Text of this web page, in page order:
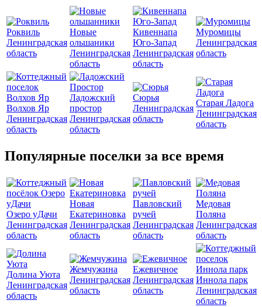
Роквиль
Ленинградская
область
Новые
ольшаники
Ленинградская
область
Кивеннапа
Юго-Запад
Ленинградская
область
Муромицы
Ленинградская
область
Волхов Яр
Ленинградская
область
Ладожский
простор
Ленинградская
область
Сюрья
Ленинградская
область
Старая Ладога
Ленинградская
область
Популярные поселки за все время
Озеро уДачи
Ленинградская
область
Новая
Екатериновка
Ленинградская
область
Павловский
ручей
Ленинградская
область
Медовая
Поляна
Ленинградская
область
Долина Уюта
Ленинградская
область
Жемчужина
Ленинградская
область
Ежевичное
Ленинградская
область
Иннола парк
Ленинградская
область